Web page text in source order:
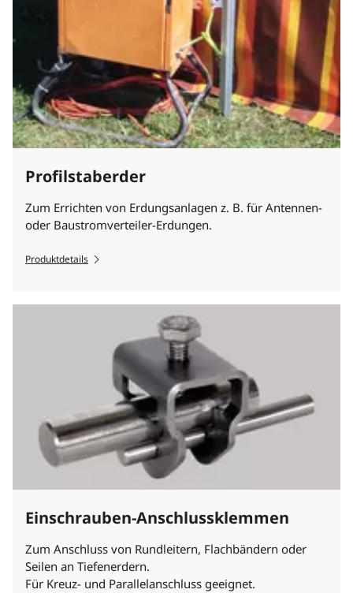
Profilstaberder
Zum Errichten von Erdungsanlagen z. B. für Antennen-
oder Baustromverteiler-Erdungen.
Produktdetails
Einschrauben-Anschlussklemmen
Zum Anschluss von Rundleitern, Flachbändern oder
Seilen an Tiefenerdern.
Für Kreuz- und Parallelanschluss geeignet.